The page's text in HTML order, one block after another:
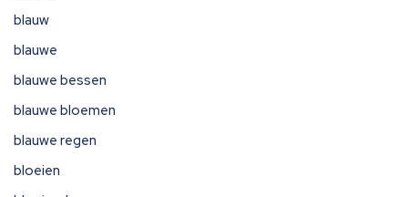
blauw
blauwe
blauwe bessen
blauwe bloemen
blauwe regen
bloeien